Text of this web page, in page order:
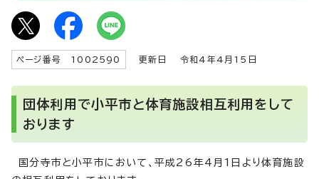
ページ番号 1002590 更新日 令和4年4月15日
団体利用で小平市と体育施設相互利用をして
おります
国分寺市と小平市において、平成26年4月1日より体育施設